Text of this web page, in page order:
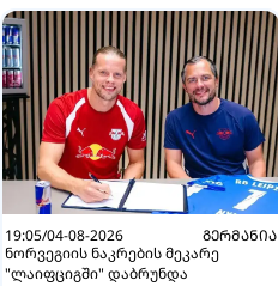
19:05/04-08-2026
ᲒᲔᲠᲛᲐᲜᲘᲐ
ნორვეგიის ნაკრების მეკარე
"ლაიფციგში" დაბრუნდა